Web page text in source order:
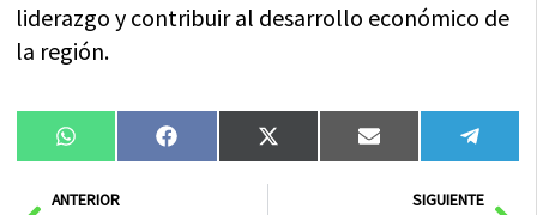
liderazgo y contribuir al desarrollo económico de
la región.
Compartir
en
WhatsAppCompartir
en
FacebookCompartir
en
X
(Twitter)
Compartir
en
Email
en
AntANTERIOR SIGUIENTE